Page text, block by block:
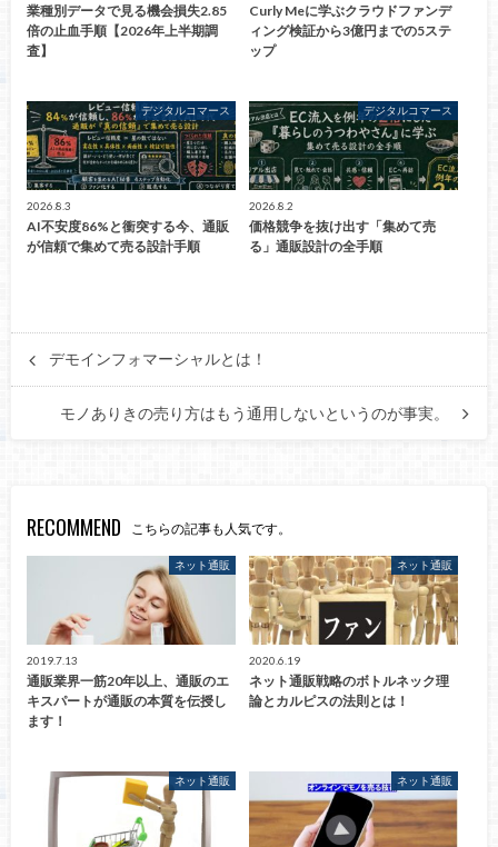
業種別データで見る機会損失2.85
倍の止血手順【2026年上半期調
査】
Curly Meに学ぶクラウドファンデ
ィング検証から3億円までの5ステ
ップ
デジタルコマース
2026.8.3
AI不安度86%と衝突する今、通販
が信頼で集めて売る設計手順
デジタルコマース
2026.8.2
価格競争を抜け出す「集めて売
る」通販設計の全手順
デモインフォマーシャルとは！
モノありきの売り方はもう通用しないというのが事実。
RECOMMEND こちらの記事も人気です。
ネット通販
2019.7.13
通販業界一筋20年以上、通販のエ
キスパートが通販の本質を伝授し
ます！
ネット通販
2020.6.19
ネット通販戦略のボトルネック理
論とカルピスの法則とは！
ネット通販 ネット通販